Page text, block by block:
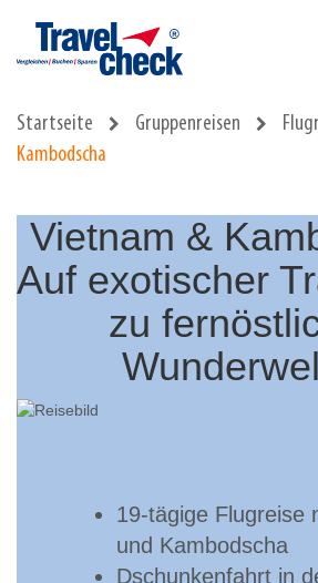
Startseite Gruppenreisen
Kambodscha
Vietnam &
Auf exotischer
zu
19-tägige Flugreise
und Kambodscha
Dschunkenfahrt in